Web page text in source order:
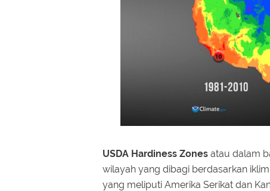
USDA Hardiness Zones atau dalam
wilayah yang dibagi berdasarkan
yang meliputi Amerika Serikat dan